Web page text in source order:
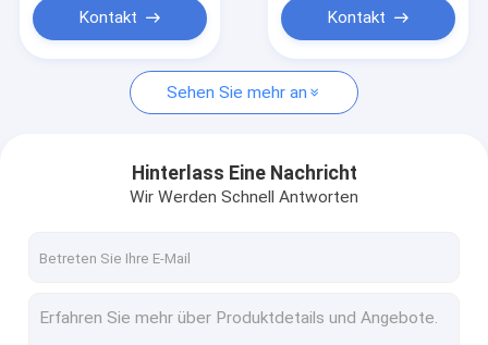
Fordern Sie ein Zitat
Mini Hydraulic Power Packs
Hydraulischer vielfältiger Block
Hydraulische Versorgungsbaugruppe-Komponenten
Kontakt Kontakt
Sehen Sie mehr an
Hinterlass Eine Nachricht
Wir Werden Schnell Antworten